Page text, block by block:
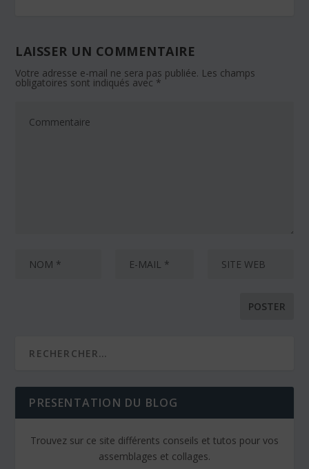
LAISSER UN COMMENTAIRE
Votre adresse e-mail ne sera pas publiée. Les champs
obligatoires sont indiqués avec *
PRESENTATION DU BLOG
Trouvez sur ce site différents conseils et tutos pour vos
assemblages et collages.